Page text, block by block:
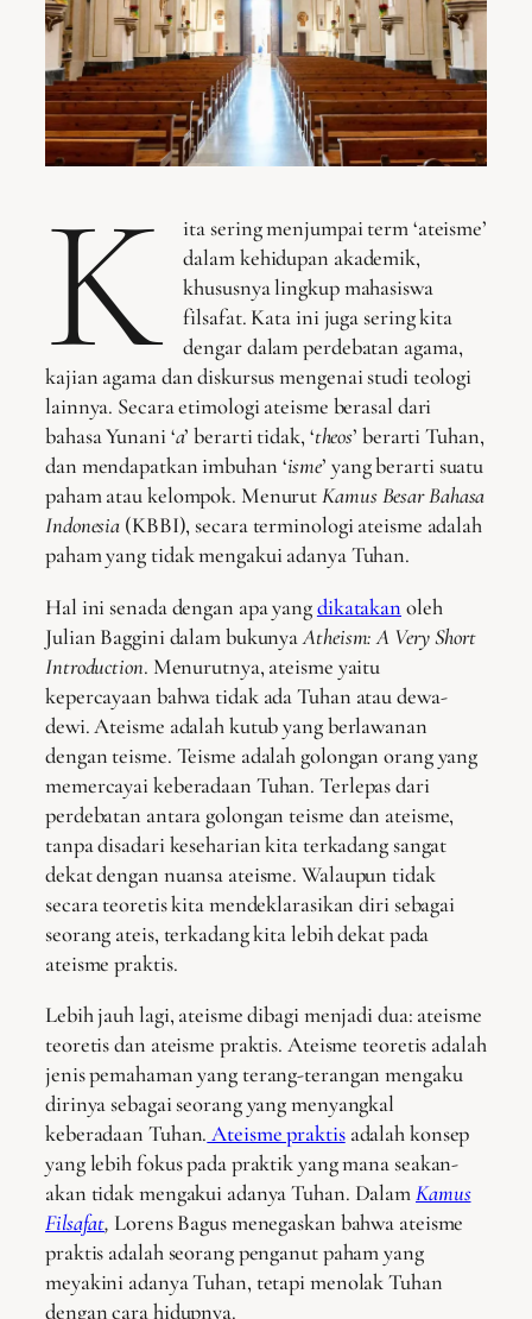
K
ita sering menjumpai term ‘ateisme’
dalam kehidupan akademik,
khususnya lingkup mahasiswa
filsafat. Kata ini juga sering kita
dengar dalam perdebatan agama,
kajian agama dan diskursus mengenai studi teologi
lainnya. Secara etimologi ateisme berasal dari
bahasa Yunani ‘a’ berarti tidak, ‘theos’ berarti Tuhan,
dan mendapatkan imbuhan ‘isme’ yang berarti suatu
paham atau kelompok. MenurutKamus Besar Bahasa
Indonesia (KBBI), secara terminologi ateisme adalah
paham yang tidak mengakui adanya Tuhan.
Hal ini senada dengan apa yangdikatakan oleh
Julian Baggini dalam bukunyaAtheism: A Very Short
Introduction. Menurutnya, ateisme yaitu
kepercayaan bahwa tidak ada Tuhan atau dewa-
dewi. Ateisme adalah kutub yang berlawanan
dengan teisme. Teisme adalah golongan orang yang
memercayai keberadaan Tuhan. Terlepas dari
perdebatan antara golongan teisme dan ateisme,
tanpa disadari keseharian kita terkadang sangat
dekat dengan nuansa ateisme. Walaupun tidak
secara teoretis kita mendeklarasikan diri sebagai
seorang ateis, terkadang kita lebih dekat pada
ateisme praktis.
Lebih jauh lagi, ateisme dibagi menjadi dua: ateisme
teoretis dan ateisme praktis. Ateisme teoretis adalah
jenis pemahaman yang terang-terangan mengaku
dirinya sebagai seorang yang menyangkal
keberadaan Tuhan. Ateisme praktisadalah konsep
yang lebih fokus pada praktik yang mana seakan-
akan tidak mengakui adanya Tuhan. DalamKamus
Filsafat, Lorens Bagus menegaskan bahwa ateisme
praktis adalah seorang penganut paham yang
meyakini adanya Tuhan, tetapi menolak Tuhan
dengan cara hidupnya.